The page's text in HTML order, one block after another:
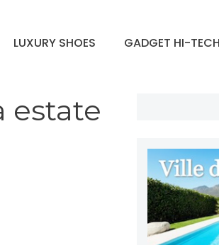
LUXURY SHOES GADGET HI-TECH
estate